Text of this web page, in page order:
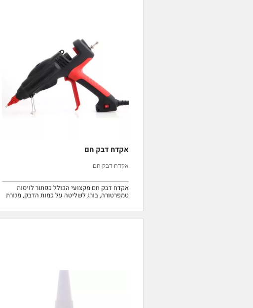
אקדח דבק חם
אקדח דבק חם
אקדח דבק חם מקצועי הכולל כפתור לויסות
טמפרטורה, בורג לשליטה על כמות הדבק, מנורת